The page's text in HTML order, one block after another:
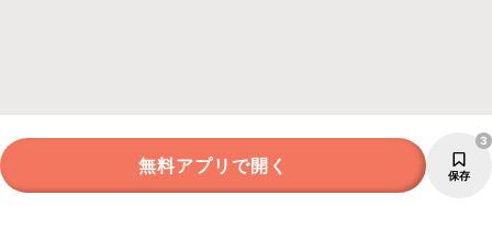
無料アプリで開く 保存
3